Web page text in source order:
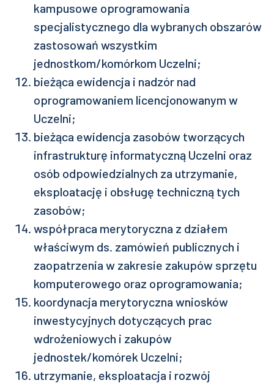
kampusowe oprogramowania
specjalistycznego dla wybranych obszarów
zastosowań wszystkim
jednostkom/komórkom Uczelni;
bieżąca ewidencja i nadzór nad
oprogramowaniem licencjonowanym w
Uczelni;
bieżąca ewidencja zasobów tworzących
infrastrukturę informatyczną Uczelni oraz
osób odpowiedzialnych za utrzymanie,
eksploatację i obsługę techniczną tych
zasobów;
współpraca merytoryczna z działem
właściwym ds. zamówień publicznych i
zaopatrzenia w zakresie zakupów sprzętu
komputerowego oraz oprogramowania;
koordynacja merytoryczna wniosków
inwestycyjnych dotyczących prac
wdrożeniowych i zakupów
jednostek/komórek Uczelni;
utrzymanie, eksploatacja i rozwój